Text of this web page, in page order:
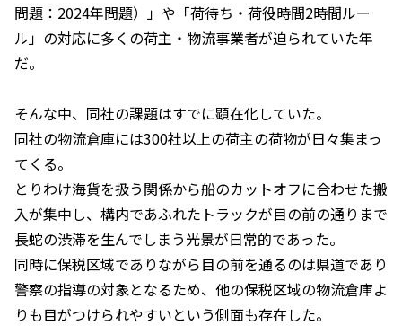
問題：2024年問題）」や「荷待ち・荷役時間2時間ルー
ル」の対応に多くの荷主・物流事業者が迫られていた年
だ。
そんな中、同社の課題はすでに顕在化していた。
同社の物流倉庫には300社以上の荷主の荷物が日々集まっ
てくる。
とりわけ海貨を扱う関係から船のカットオフに合わせた搬
入が集中し、構内であふれたトラックが目の前の通りまで
長蛇の渋滞を生んでしまう光景が日常的であった。
同時に保税区域でありながら目の前を通るのは県道であり
警察の指導の対象となるため、他の保税区域の物流倉庫よ
りも目がつけられやすいという側面も存在した。